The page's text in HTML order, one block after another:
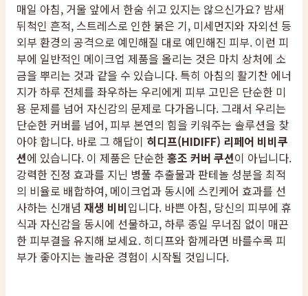
매일 아침, 거울 앞에서 한숨 쉬고 있지는 않으신가요? 밤새
뒤척인 흔적, 스트레스로 인한 붉은 기, 미세먼지와 자외선 등
외부 환경의 공격으로 예민해질 대로 예민해진 피부. 이런 피
부에 일반적인 메이크업 제품을 올리는 것은 마치 상처에 소
금을 뿌리는 것과 같을 수 있습니다. 특히 아침의 활기찬 에너
지가 하루 전체를 좌우하는 우리에게 피부 고민은 단순한 미
용 문제를 넘어 자신감의 문제로 다가옵니다. 그래서 우리는
단순한 커버를 넘어, 피부 본연의 힘을 키워주는 솔루션을 찾
아야 합니다. 바로 그 해답이 히디프(HIDIFF) 리페어 비비쿠
션에 있습니다. 이 제품은 단순한홍조 커버 쿠션이 아닙니다.
강력한 진정 효과를 지닌 병풀 추출물과 판테놀 성분을 최적
의 비율로 배합하여, 메이크업과 동시에 스킨케어 효과를 선
사하는 신개념 재생 비비입니다. 바쁜 아침, 당신의 피부에 휴
식과 자신감을 동시에 선물하고, 하루 종일 무너짐 없이 매끈
한 피부결을 유지해 보세요. 히디프와 함께라면 바를수록 피
부가 좋아지는 놀라운 경험이 시작될 것입니다.